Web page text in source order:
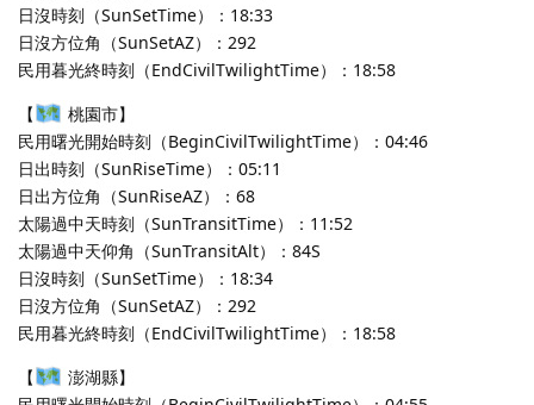
日沒時刻（SunSetTime）：18:33
日沒方位角（SunSetAZ）：292
民用暮光終時刻（EndCivilTwilightTime）：18:58
【
桃園市】
民用曙光開始時刻（BeginCivilTwilightTime）：04:46
日出時刻（SunRiseTime）：05:11
日出方位角（SunRiseAZ）：68
太陽過中天時刻（SunTransitTime）：11:52
太陽過中天仰角（SunTransitAlt）：84S
日沒時刻（SunSetTime）：18:34
日沒方位角（SunSetAZ）：292
民用暮光終時刻（EndCivilTwilightTime）：18:58
【
澎湖縣】